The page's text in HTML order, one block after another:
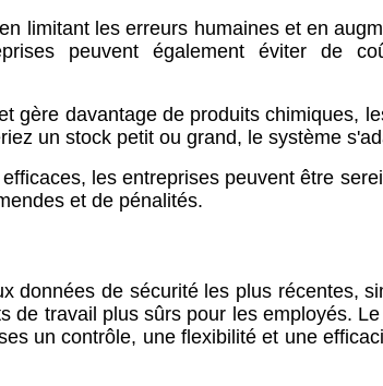
limitant les erreurs humaines et en
peuvent également éviter de
gère davantage de produits chimiques,
un stock petit ou grand, le système
les entreprises peuvent être
et de pénalités.
données de sécurité les plus récentes,
de travail plus sûrs pour les employés.
un contrôle, une flexibilité et une